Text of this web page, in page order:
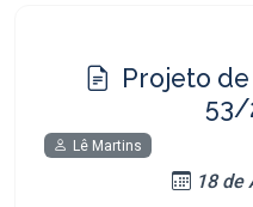
Projeto
53/
Lê Martins
18 de